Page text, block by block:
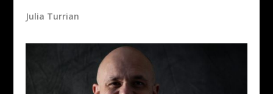
Julia Turrian